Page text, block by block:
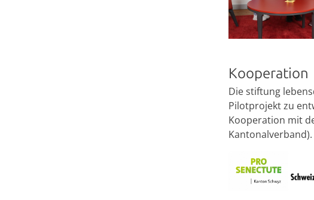
Kooperation
Die stiftung
Pilotprojekt zu
Kooperation mit
Kantonalverband).